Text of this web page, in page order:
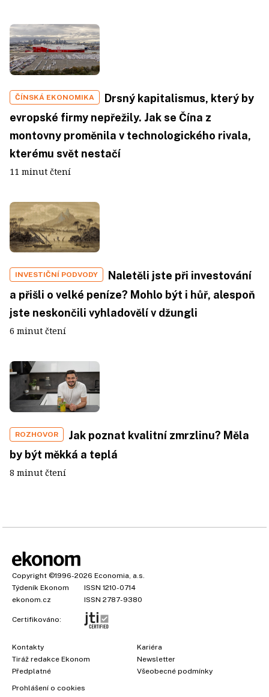
ČÍNSKÁ EKONOMIKA
Drsný kapitalismus, který by
evropské firmy nepřežily. Jak se Čína z
montovny proměnila v technologického rivala,
kterému svět nestačí
11 minut čtení
INVESTIČNÍ PODVODY
Naletěli jste při investování
a přišli o velké peníze? Mohlo být i hůř, alespoň
jste neskončili vyhladovělí v džungli
6 minut čtení
ROZHOVOR
Jak poznat kvalitní zmrzlinu? Měla
by být měkká a teplá
8 minut čtení
Copyright ©1996-2026 Economia, a.s.
Týdeník Ekonom
ISSN 1210-0714
ekonom.cz
ISSN 2787-9380
Certifikováno:
Kontakty
Tiráž redakce Ekonom
Předplatné
Kariéra
Newsletter
Všeobecné podmínky
Prohlášení o cookies